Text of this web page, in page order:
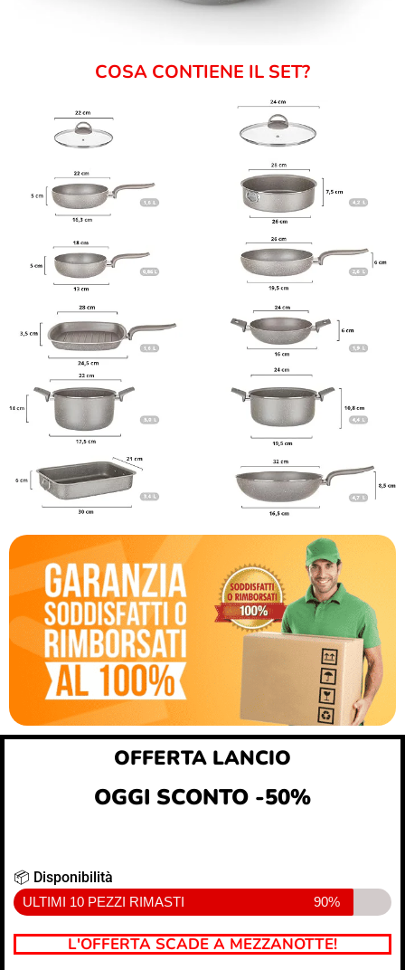
COSA CONTIENE IL SET?
OFFERTA LANCIO
OGGI SCONTO -50%
📦 Disponibilità
ULTIMI 10 PEZZI RIMASTI 90%
L'OFFERTA SCADE A MEZZANOTTE!